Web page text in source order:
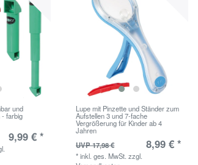
und
farbig
9,99 € *
Lupe mit Pinzette und Ständer zum
Aufstellen 3 und 7-fache
Vergrößerung für Kinder ab 4
Jahren
UVP 17,98 €
8,99 € *
*inkl. ges. MwSt. zzgl.